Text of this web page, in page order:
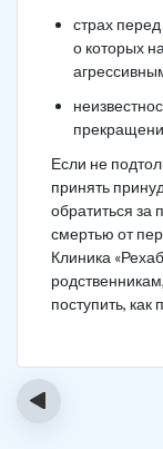
страх
о которых
Если не
принять
обратиться за
смертью от
Клиника
поступить, как
‹